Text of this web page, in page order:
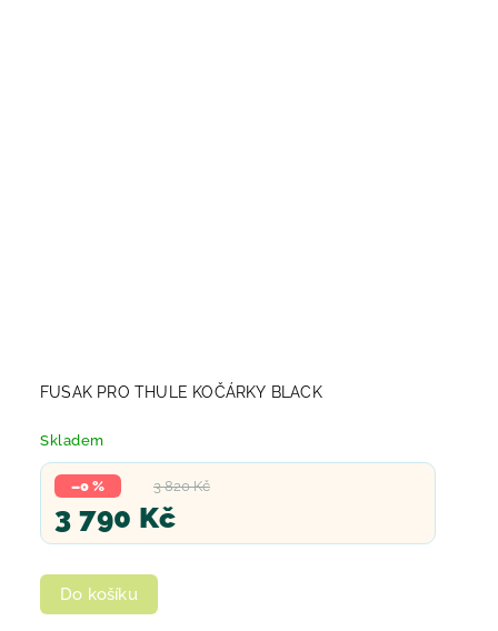
FUSAK PRO THULE KOČÁRKY BLACK
Skladem
3 820 Kč
–0 %
3 790 Kč
Do košíku